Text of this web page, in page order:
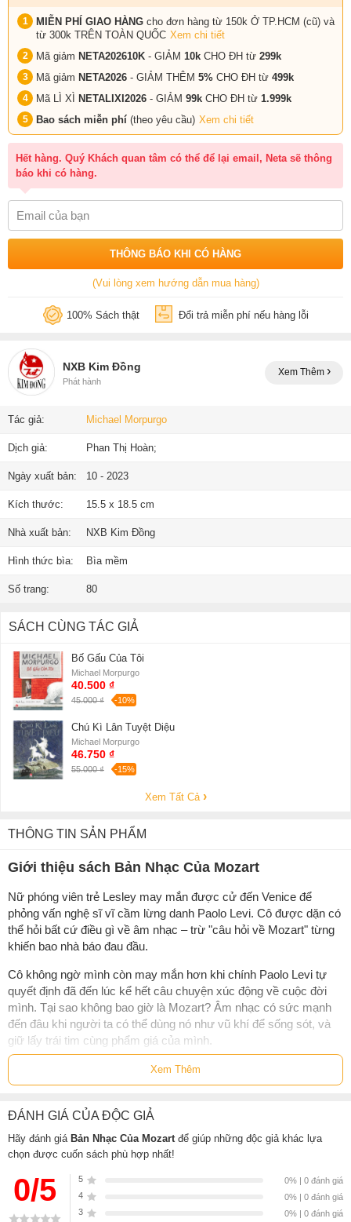
MIỄN PHÍ GIAO HÀNG cho đơn hàng từ 150k Ở TP.HCM (cũ) và
từ 300k TRÊN TOÀN QUỐC Xem chi tiết
Mã giảm NETA202610K - GIẢM 10k CHO ĐH từ 299k
Mã giảm NETA2026 - GIẢM THÊM 5% CHO ĐH từ 499k
Mã LÌ XÌ NETALIXI2026 - GIẢM 99k CHO ĐH từ 1.999k
Bao sách miễn phí (theo yêu cầu) Xem chi tiết
Hết hàng. Quý Khách quan tâm có thể để lại email, Neta sẽ thông
báo khi có hàng.
THÔNG BÁO KHI CÓ HÀNG
(Vui lòng xem hướng dẫn mua hàng)
100% Sách thật Đổi trả miễn phí nếu hàng lỗi
NXB Kim Đồng
Phát hành
Xem Thêm
Tác giả: Michael Morpurgo
Dịch giả: Phan Thị Hoàn;
Ngày xuất bản: 10 - 2023
Kích thước: 15.5 x 18.5 cm
Nhà xuất bản: NXB Kim Đồng
Hình thức bìa: Bìa mềm
Số trang: 80
SÁCH CÙNG TÁC GIẢ
Bố Gấu Của Tôi
Michael Morpurgo
40.500 ₫
45.000 ₫ -10%
Chú Kì Lân Tuyệt Diệu
Michael Morpurgo
46.750 ₫
55.000 ₫ -15%
Xem Tất Cả
THÔNG TIN SẢN PHẨM
Giới thiệu sách Bản Nhạc Của Mozart
Nữ phóng viên trẻ Lesley may mắn được cử đến Venice để
phỏng vấn nghệ sĩ vĩ cầm lừng danh Paolo Levi. Cô được dặn có
thể hỏi bất cứ điều gì về âm nhạc – trừ "câu hỏi về Mozart" từng
khiến bao nhà báo đau đầu.
Cô không ngờ mình còn may mắn hơn khi chính Paolo Levi tự
quyết định đã đến lúc kể hết câu chuyện xúc động về cuộc đời
mình. Tại sao không bao giờ là Mozart? Âm nhạc có sức mạnh
đến đâu khi người ta có thể dùng nó như vũ khí để sống sót, và
giữ lấy trái tim cùng phẩm giá của mình.
Thông tin tác giả Michael Morpurgo
Michael Morpurgo
Sinh năm 1943, là nhà thơ, nhà viết kịch
người Anh, nổi tiếng với các tiểu thuyết
dành cho thiếu nhi như War Horse -Chiến
mã (1982). Ông còn từng là một giáo viên,
một thủ thư. Các tác phẩm của ông làm
Xem Thêm
ĐÁNH GIÁ CỦA ĐỘC GIẢ
Hãy đánh giá Bản Nhạc Của Mozart để giúp những độc giả khác lựa
chọn được cuốn sách phù hợp nhất!
0/5 5
0% | 0 đánh giá
4
0% | 0 đánh giá
3
0% | 0 đánh giá